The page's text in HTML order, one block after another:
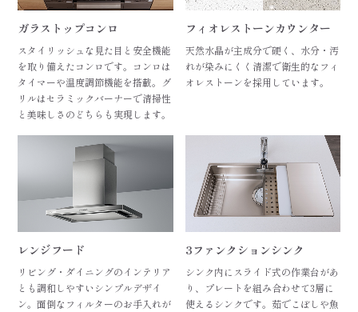
ガラストップコンロ
スタイリッシュな見た目と安全機能
を取り備えたコンロです。コンロは
タイマーや温度調節機能を搭載。グ
リルはセラミックバーナーで清掃性
と美味しさのどちらも実現します。
フィオレストーンカウンター
天然水晶が主成分で硬く、水分・汚
れが染みにくく清潔で衛生的なフィ
オレストーンを採用しています。
レンジフード
リビング・ダイニングのインテリア
とも調和しやすいシンプルデザイ
ン。面倒なフィルターのお手入れが
3ファンクションシンク
シンク内にスライド式の作業台があ
り、プレートを組み合わせて3層に
使えるシンクです。茹でこぼしや魚